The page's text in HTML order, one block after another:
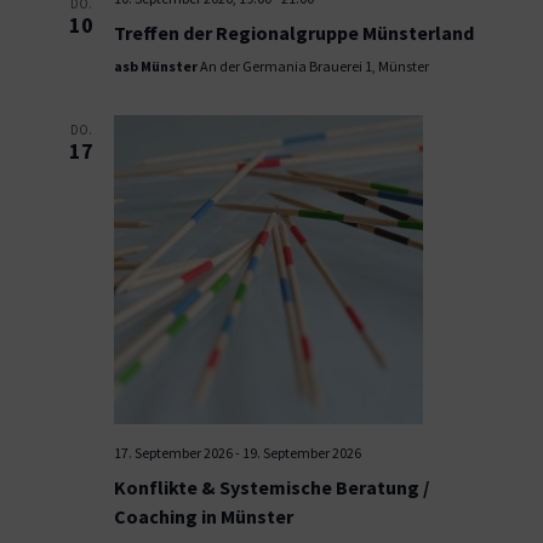
DO.
10 Treffen der Regionalgruppe Münsterland
asb MünsterAn der Germania Brauerei 1, Münster
DO.
17
17. September 2026- 19. September 2026
Konflikte & Systemische Beratung /
Coaching in Münster